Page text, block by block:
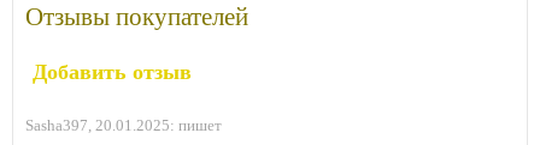
Отзывы покупателей
Добавить отзыв
Sasha397, 20.01.2025: пишет